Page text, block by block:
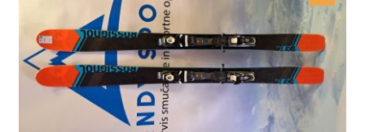
Pravilnik o zasebnosti
SPLETNA PRODAJA